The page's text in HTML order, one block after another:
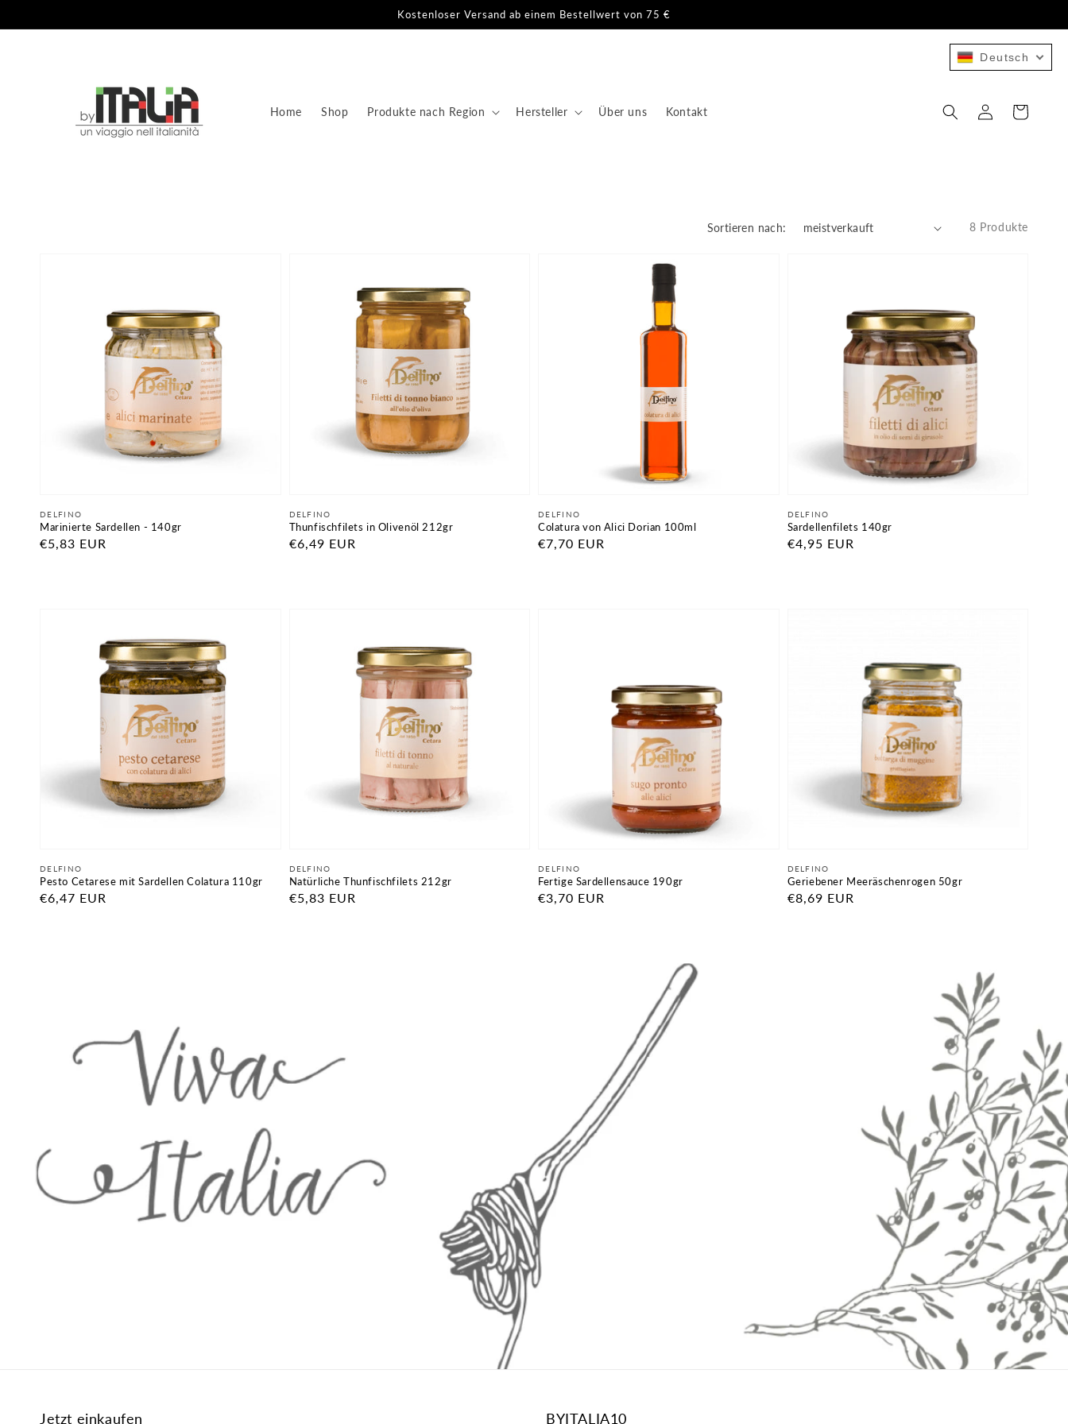
Inhalt
Kostenloser Versand ab einem Bestellwert von 75 €
Home Shop Produkte nach Region Hersteller Über uns Kontakt EinloggenWarenkorb
Sortieren nach: 8 Produkte
Anbieter:
DELFINO
Marinierte Sardellen - 140gr
Normaler
€5,83 EUR
Anbieter:
DELFINO
Thunfischfilets in Olivenöl 212gr
Normaler
€6,49 EUR
Anbieter:
DELFINO
Colatura von Alici Dorian 100ml
Normaler
€7,70 EUR
Anbieter:
DELFINO
Sardellenfilets 140gr
Normaler
€4,95 EUR
Anbieter:
DELFINO
Pesto Cetarese mit Sardellen Colatura 110gr
Normaler
€6,47 EUR
Anbieter:
DELFINO
Natürliche Thunfischfilets 212gr
Normaler
€5,83 EUR
Anbieter:
DELFINO
Fertige Sardellensauce 190gr
Normaler
€3,70 EUR
Anbieter:
DELFINO
Geriebener Meeräschenrogen 50gr
Normaler
€8,69 EUR
Jetzt einkaufen BYITALIA10
Deutsch